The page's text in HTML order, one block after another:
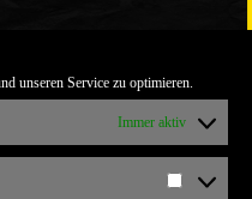
unseren Service zu optimieren.
Immer aktiv